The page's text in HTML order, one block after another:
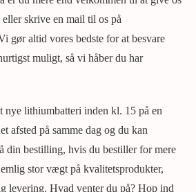
skrive en mail til os på
gør altid vores bedste for at besvare
muligt, så vi håber du har
nye lithiumbatteri inden kl. 15 på en
afsted på samme dag og du kan
din bestilling, hvis du bestiller for mere
stor vægt på kvalitetsprodukter,
levering. Hvad venter du på? Hop ind